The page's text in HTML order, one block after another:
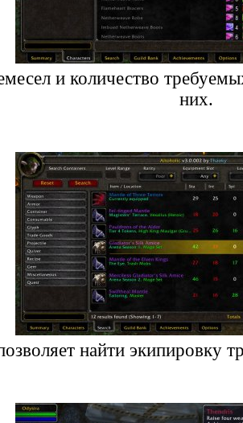
и количество
них.
найти